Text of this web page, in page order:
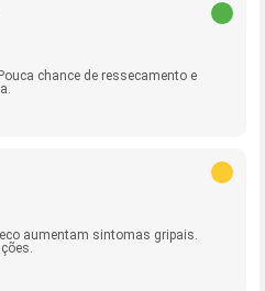
chance de ressecamento e
aumentam sintomas gripais.